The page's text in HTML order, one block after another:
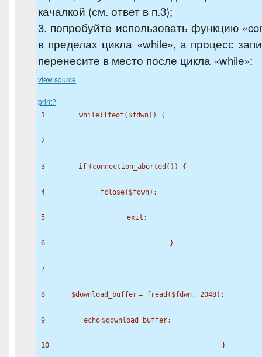
качалкой (см. ответ в п.3);
3. попробуйте использовать функцию
в пределах цикла «while», а процесс
перенесите в место после цикла «while»:
view source
print?
1 while(! feof( $fdwn)) {
2
3 if (connection_aborted()) {
4 fclose( $fdwn);
5 exit ;
6 }
7
8 $download_buffer = fread ( $fdwn, 2048);
9 echo $download_buffer;
10 }